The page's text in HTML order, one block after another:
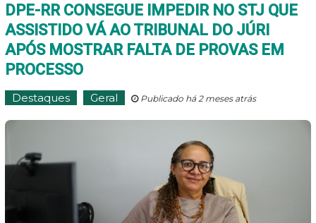
DPE-RR CONSEGUE IMPEDIR NO STJ QUE
ASSISTIDO VÁ AO TRIBUNAL DO JÚRI
APÓS MOSTRAR FALTA DE PROVAS EM
PROCESSO
Destaques Geral Publicado há 2 meses atrás